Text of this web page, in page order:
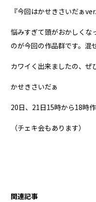
『今回はかせきさいだぁ
悩みすぎて頭がおかしくな
のが今回の作品群です。
カワイく出来ましたの、
かせきさいだぁ
20日、21日15時から18時
（チェキ会もあります）
関連記事